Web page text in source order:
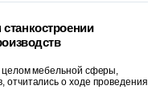
целом мебельной сферы,
отчитались о ходе проведения